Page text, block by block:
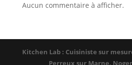
Aucun commentaire à afficher.
Kitchen Lab : Cuisiniste sur